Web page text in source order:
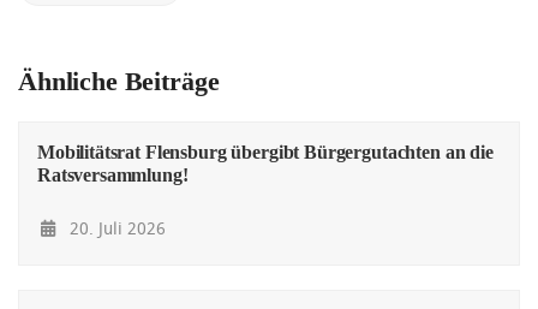
Ähnliche Beiträge
Mobilitätsrat Flensburg übergibt Bürgergutachten an die
Ratsversammlung!
20. Juli 2026